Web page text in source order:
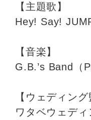
【主題歌】
Hey! Say!
【音楽】
G.B.’s Band（
【ウェディン
ワタベウェディ